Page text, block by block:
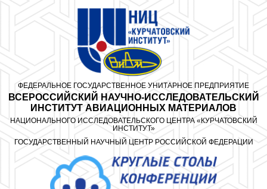
ФЕДЕРАЛЬНОЕ ГОСУДАРСТВЕННОЕ УНИТАРНОЕ ПРЕДПРИЯТИЕ
ВСЕРОССИЙСКИЙ НАУЧНО-ИССЛЕДОВАТЕЛЬСКИЙ
ИНСТИТУТ АВИАЦИОННЫХ МАТЕРИАЛОВ
НАЦИОНАЛЬНОГО ИССЛЕДОВАТЕЛЬСКОГО ЦЕНТРА «КУРЧАТОВСКИЙ
ИНСТИТУТ»
ГОСУДАРСТВЕННЫЙ НАУЧНЫЙ ЦЕНТР РОССИЙСКОЙ ФЕДЕРАЦИИ